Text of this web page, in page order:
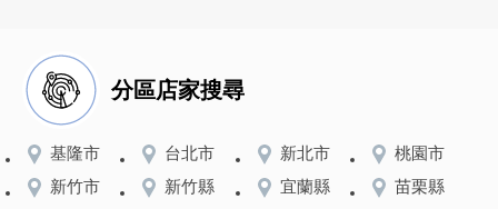
分區店家搜尋
基隆市 台北市 新北市
桃園市
新竹市
新竹縣 宜蘭縣
苗栗縣